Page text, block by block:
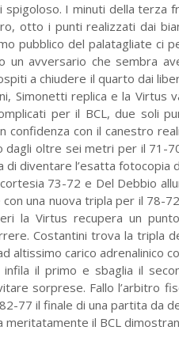
I minuti della terza
otto i punti realizzati dai
pubblico del palatagliate ci
un avversario che sembra
a chiudere il quarto dai
Simonetti replica e la Virtus
per il BCL, due soli
confidenza con il canestro
dagli oltre sei metri per il 71-
di diventare l’esatta fotocopia
73-72 e Del Debbio
una nuova tripla per il 78-
la Virtus recupera un
Costantini trova la tripla
altissimo carico adrenalinico
infila il primo e sbaglia il
sorprese. Fallo l’arbitro
77 il finale di una partita da
meritatamente il BCL